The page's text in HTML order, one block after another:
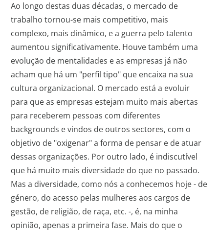
Ao longo destas duas décadas, o mercado de
trabalho tornou-se mais competitivo, mais
complexo, mais dinâmico, e a guerra pelo talento
aumentou significativamente. Houve também uma
evolução de mentalidades e as empresas já não
acham que há um "perfil tipo" que encaixa na sua
cultura organizacional. O mercado está a evoluir
para que as empresas estejam muito mais abertas
para receberem pessoas com diferentes
backgrounds e vindos de outros sectores, com o
objetivo de "oxigenar" a forma de pensar e de atuar
dessas organizações. Por outro lado, é indiscutível
que há muito mais diversidade do que no passado.
Mas a diversidade, como nós a conhecemos hoje - de
género, do acesso pelas mulheres aos cargos de
gestão, de religião, de raça, etc. -, é, na minha
opinião, apenas a primeira fase. Mais do que o